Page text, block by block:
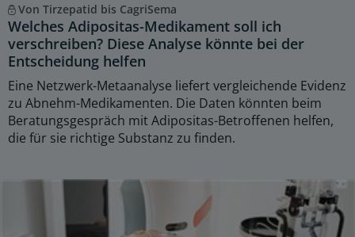
Von Tirzepatid bis CagriSema
Welches Adipositas-Medikament soll ich
verschreiben? Diese Analyse könnte bei der
Entscheidung helfen
Eine Netzwerk-Metaanalyse liefert vergleichende Evidenz
zu Abnehm-Medikamenten. Die Daten könnten beim
Beratungsgespräch mit Adipositas-Betroffenen helfen,
die für sie richtige Substanz zu finden.